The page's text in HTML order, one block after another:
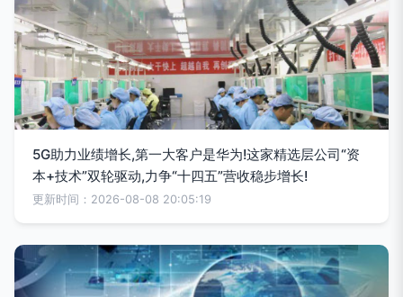
5G助力业绩增长,第一大客户是华为!这家精选层公司“资
本+技术”双轮驱动,力争“十四五”营收稳步增长!
更新时间：2026-08-08 20:05:19